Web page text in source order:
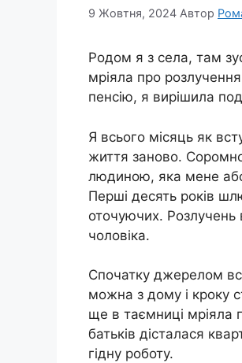
9 Жовтня, 2024 Автор
Родом я з села, там
мріяла про
пенсію, я вирішила
Я всього місяць як
життя заново.
людиною, яка мене
Перші десять років
оточуючих.
чоловіка.
Спочатку джерелом
можна з дому і кроку
ще в таємниці мріяла
батьків дісталася
гідну роботу.